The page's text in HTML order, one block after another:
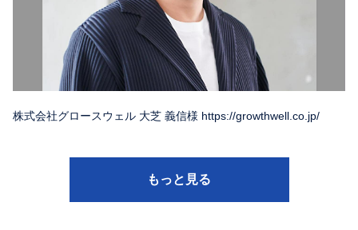
株式会社グロースウェル 大芝 義信様 https://growthwell.co.jp/
もっと見る